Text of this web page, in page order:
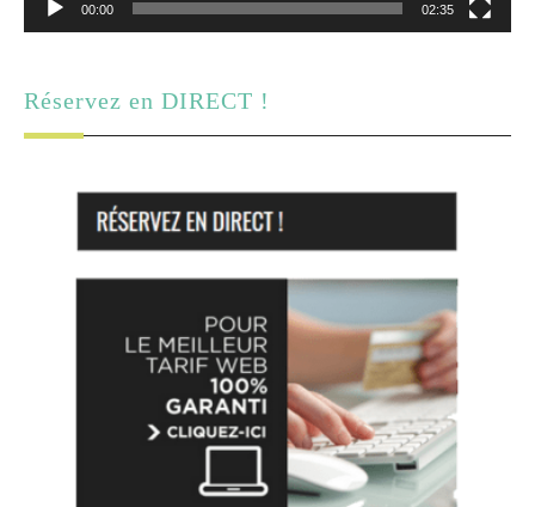
00:00 02:35
Réservez en DIRECT !